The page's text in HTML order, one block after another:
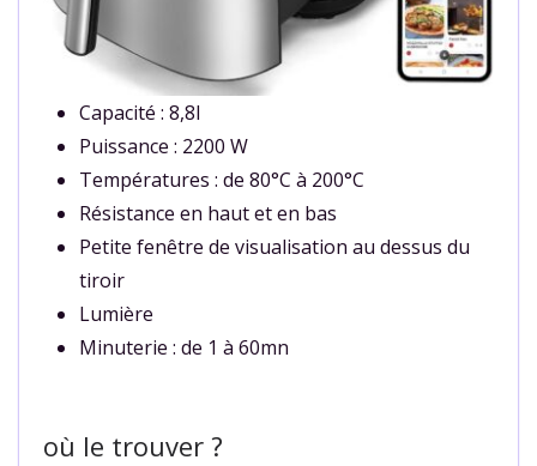
Capacité : 8,8l
Puissance : 2200 W
Températures : de 80°C à 200°C
Résistance en haut et en bas
Petite fenêtre de visualisation au dessus du
tiroir
Lumière
Minuterie : de 1 à 60mn
où le trouver ?